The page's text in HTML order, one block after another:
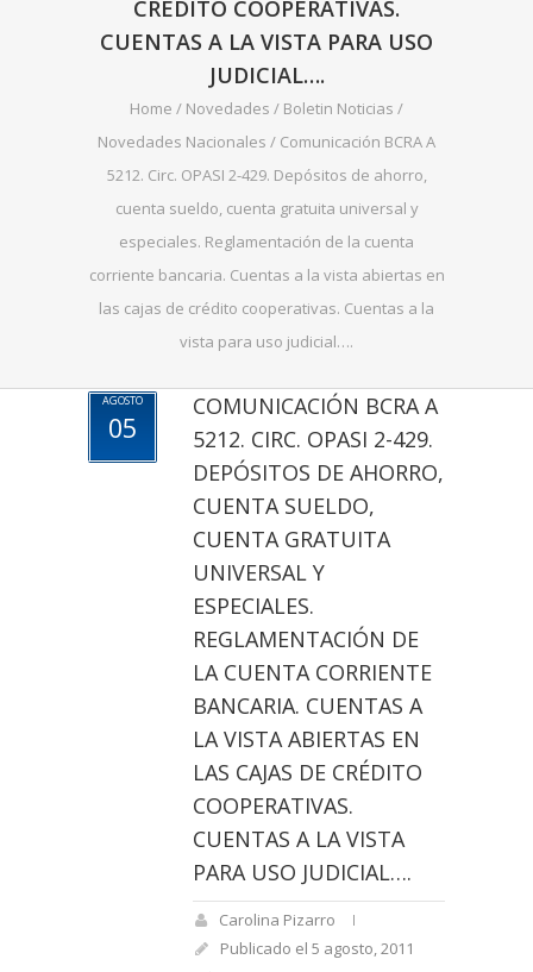
CRÉDITO COOPERATIVAS.
CUENTAS A LA VISTA PARA USO
JUDICIAL….
Home / Novedades / Boletin Noticias /
Novedades Nacionales / Comunicación BCRA A
5212. Circ. OPASI 2-429. Depósitos de ahorro,
cuenta sueldo, cuenta gratuita universal y
especiales. Reglamentación de la cuenta
corriente bancaria. Cuentas a la vista abiertas en
las cajas de crédito cooperativas. Cuentas a la
vista para uso judicial….
AGOSTO
05
COMUNICACIÓN BCRA A
5212. CIRC. OPASI 2-429.
DEPÓSITOS DE AHORRO,
CUENTA SUELDO,
CUENTA GRATUITA
UNIVERSAL Y
ESPECIALES.
REGLAMENTACIÓN DE
LA CUENTA CORRIENTE
BANCARIA. CUENTAS A
LA VISTA ABIERTAS EN
LAS CAJAS DE CRÉDITO
COOPERATIVAS.
CUENTAS A LA VISTA
PARA USO JUDICIAL….
Carolina Pizarro
Publicado el 5 agosto, 2011